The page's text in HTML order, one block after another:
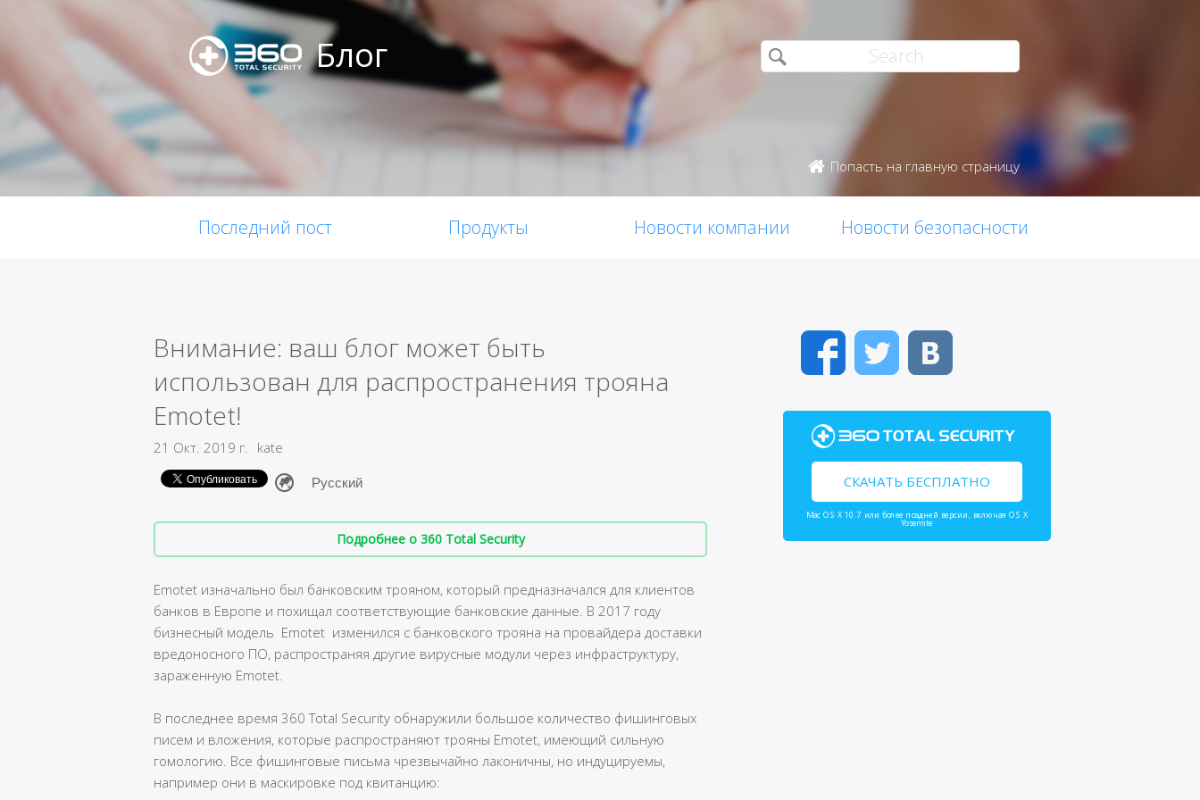
Блог
Попасть на главную страницу
Последний пост Продукты Новости компании Новости безопасности
Внимание: ваш блог может быть
использован для распространения трояна
Emotet!
21 Окт. 2019 г. kate
Подробнее о 360 Total Security
Emotet изначально был банковским трояном, который предназначался для клиентов
банков в Европе и похищал соответствующие банковские данные. В 2017 году
бизнесный модель Emotet изменился с банковского трояна на провайдера доставки
вредоносного ПО, распространяя другие вирусные модули через инфраструктуру,
зараженную Emotet.
В последнее время 360 Total Security обнаружили большое количество фишинговых
писем и вложения, которые распространяют трояны Emotet, имеющий сильную
гомологию. Все фишинговые письма чрезвычайно лаконичны, но индуцируемы,
например они в маскировке под квитанцию:
FacebookTwitter
СКАЧАТЬ БЕСПЛАТНО
Mac OS X 10.7 или более поздней версии, включая OS X
Yosemite